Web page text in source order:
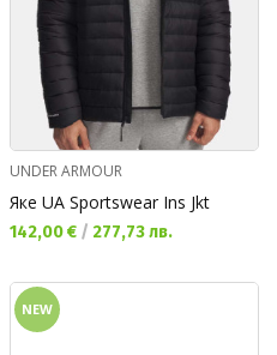
UNDER ARMOUR
Яке UA Sportswear Ins Jkt
Текуща цена:
142,00 € / 277,73 лв.
NEW